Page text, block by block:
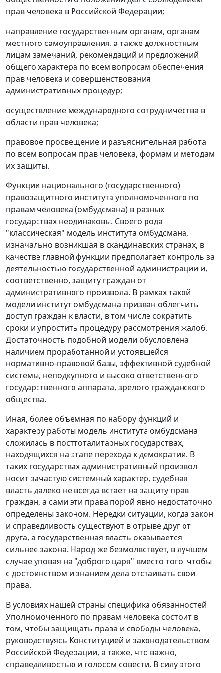
прав человека в Российской Федерации;
направление государственным органам, органам
местного самоуправления, а также должностным
лицам замечаний, рекомендаций и предложений
общего характера по всем вопросам обеспечения
прав человека и совершенствования
административных процедур;
осуществление международного сотрудничества в
области прав человека;
правовое просвещение и разъяснительная работа
по всем вопросам прав человека, формам и методам
их защиты.
Функции национального (государственного)
правозащитного института уполномоченного по
правам человека (омбудсмана) в разных
государствах неодинаковы. Своего рода
"классическая" модель института омбудсмана,
изначально возникшая в скандинавских странах, в
качестве главной функции предполагает контроль за
деятельностью государственной администрации и,
соответственно, защиту граждан от
административного произвола. В рамках такой
модели институт омбудсмана призван облегчить
доступ граждан к власти, в том числе сократить
сроки и упростить процедуру рассмотрения жалоб.
Достаточность подобной модели обусловлена
наличием проработанной и устоявшейся
нормативно-правовой базы, эффективной судебной
системы, неподкупного и высоко ответственного
государственного аппарата, зрелого гражданского
общества.
Иная, более объемная по набору функций и
характеру работы модель института омбудсмана
сложилась в посттоталитарных государствах,
находящихся на этапе перехода к демократии. В
таких государствах административный произвол
носит зачастую системный характер, судебная
власть далеко не всегда встает на защиту прав
граждан, а сами эти права порой явно недостаточно
определены законом. Нередки ситуации, когда закон
и справедливость существуют в отрыве друг от
друга, а государственная власть оказывается
сильнее закона. Народ же безмолвствует, в лучшем
случае уповая на "доброго царя" вместо того, чтобы
с достоинством и знанием дела отстаивать свои
права.
В условиях нашей страны специфика обязанностей
Уполномоченного по правам человека состоит в
том, чтобы защищать права и свободы человека,
руководствуясь Конституцией и законодательством
Российской Федерации, а также, что важно,
справедливостью и голосом совести. В силу этого